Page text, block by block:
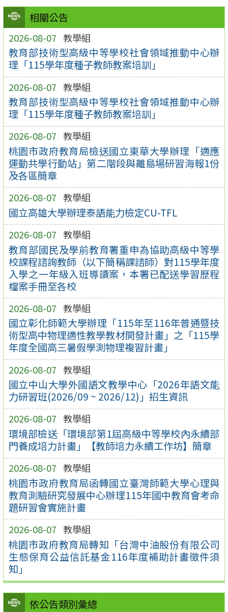
相關公告
2026-08-07 教學組
教育部技術型高級中等學校社會領域推動中心辦
理「115學年度種子教師教案培訓」
2026-08-07 教學組
教育部技術型高級中等學校社會領域推動中心辦
理「115學年度種子教師教案培訓」
2026-08-07 教學組
桃園市政府教育局檢送國立東華大學辦理「適應
運動共學行動站」第二階段與離島場研習海報1份
及各區簡章
2026-08-07 教學組
國立高雄大學辦理泰語能力檢定CU-TFL
2026-08-07 教學組
教育部國民及學前教育署重申為協助高級中等學
校課程諮詢教師（以下簡稱課諮師）對115學年度
入學之一年級入班導讀案，本署已配送學習歷程
檔案手冊至各校
2026-08-07 教學組
國立彰化師範大學辦理「115年至116年普通暨技
術型高中物理適性教學教材開發計畫」之「115學
年度全國高三暑假學測物理複習計畫」
2026-08-07 教學組
國立中山大學外國語文教學中心「2026年語文能
力研習班(2026/09 ~ 2026/12)」招生資訊
2026-08-07 教學組
環境部檢送「環境部第1屆高級中等學校內永續部
門養成培力計畫」【教師培力永續工作坊】簡章
2026-08-07 教學組
桃園市政府教育局函轉國立臺灣師範大學心理與
教育測驗研究發展中心辦理115年國中教育會考命
題研習會實施計畫
2026-08-07 教學組
桃園市政府教育局轉知「台灣中油股份有限公司
生態保育公益信託基金116年度補助計畫徵件須
知」
依公告類別彙總